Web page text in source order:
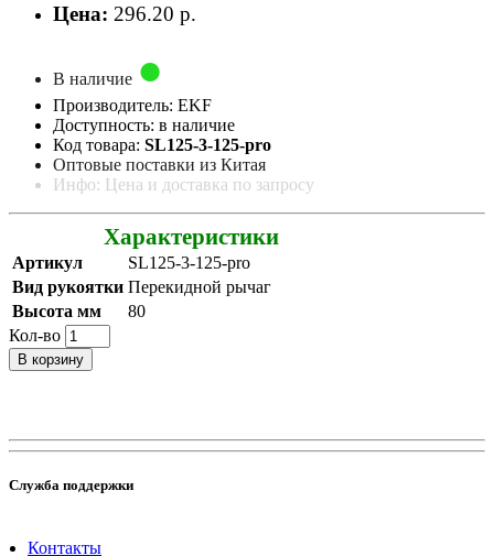
Цена: 296.20 р.
В наличие
Производитель: EKF
Доступность: в наличие
Код товара: SL125-3-125-pro
Оптовые поставки из Китая
Инфо: Цена и доставка по запросу
Характеристики
Артикул
SL125-3-125-pro
Вид рукоятки Перекидной рычаг
Высота мм
80
Кол-во
В корзину
Служба поддержки
Контакты